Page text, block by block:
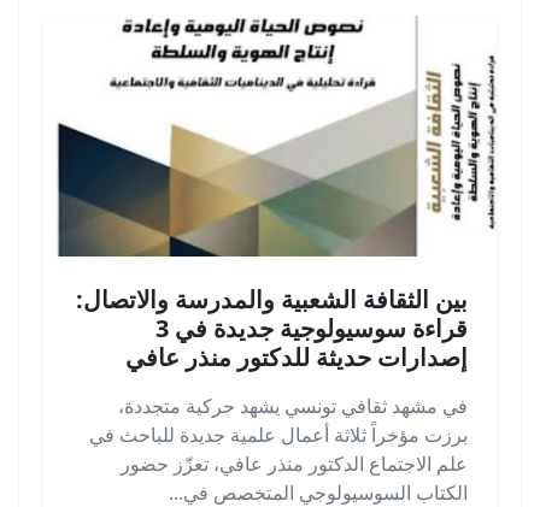
بين الثقافة الشعبية والمدرسة والاتصال:
قراءة سوسيولوجية جديدة في 3
إصدارات حديثة للدكتور منذر عافي
في مشهد ثقافي تونسي يشهد حركية متجددة،
برزت مؤخراً ثلاثة أعمال علمية جديدة للباحث في
علم الاجتماع الدكتور منذر عافي، تعزّز حضور
الكتاب السوسيولوجي المتخصص في...